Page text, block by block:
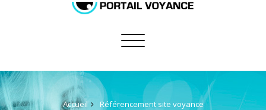
Toggle
Accueil Référencement site voyance